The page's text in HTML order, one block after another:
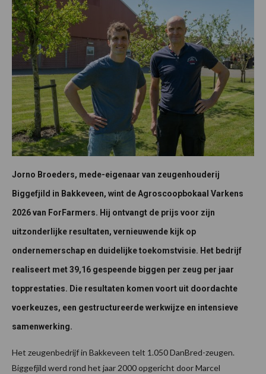
Jorno Broeders, mede-eigenaar van zeugenhouderij
Biggefjild in Bakkeveen, wint de Agroscoopbokaal Varkens
2026 van ForFarmers. Hij ontvangt de prijs voor zijn
uitzonderlijke resultaten, vernieuwende kijk op
ondernemerschap en duidelijke toekomstvisie. Het bedrijf
realiseert met 39,16 gespeende biggen per zeug per jaar
topprestaties. Die resultaten komen voort uit doordachte
voerkeuzes, een gestructureerde werkwijze en intensieve
samenwerking.
Het zeugenbedrijf in Bakkeveen telt 1.050 DanBred-zeugen.
Biggefjild werd rond het jaar 2000 opgericht door Marcel